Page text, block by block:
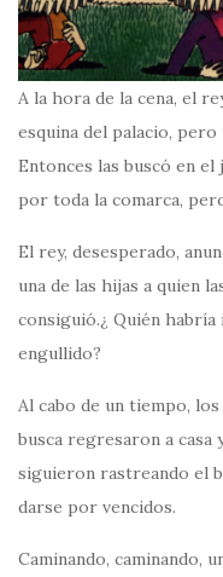
A la hora de la cena, el
esquina del palacio,
Entonces las buscó en el
por toda la comarca,
El rey, desesperado,
una de las hijas a quien
consiguió.¿ Quién
engullido?
Al cabo de un tiempo,
busca regresaron a
siguieron rastreando el
darse por vencidos.
Caminando, caminando,